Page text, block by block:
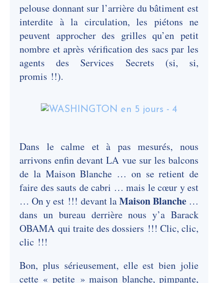
pelouse donnant sur l’arrière du bâtiment est
interdite à la circulation, les piétons ne
peuvent approcher des grilles qu’en petit
nombre et après vérification des sacs par les
agents des Services Secrets (si, si,
promis !!).
Dans le calme et à pas mesurés, nous
arrivons enfin devant LA vue sur les balcons
de la Maison Blanche … on se retient de
faire des sauts de cabri … mais le cœur y est
… On y est !!! devant laMaison Blanche…
dans un bureau derrière nous y’a Barack
OBAMA qui traite des dossiers !!! Clic, clic,
clic !!!
Bon, plus sérieusement, elle est bien jolie
cette « petite » maison blanche, pimpante,